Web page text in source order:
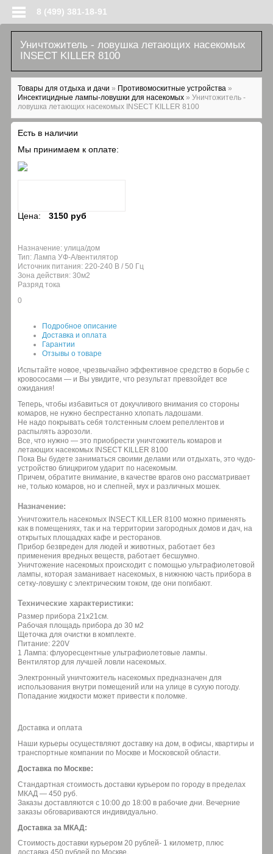
8 (499) 381-18-91
Уничтожитель - ловушка летающих насекомых
INSECT KILLER 8100
Вы здесь
Товары для отдыха и дачи » Противомоскитные устройства »
Инсектицидные лампы-ловушки для насекомых » Уничтожитель -
ловушка летающих насекомых INSECT KILLER 8100
Есть в наличии
Мы принимаем к оплате:
Цена: 3150 руб
Назначение: улица/дом
Тип: Лампа УФ-А/вентилятор
Источник питания: 220-240 В / 50 Гц
Зона действия: 30м2
Разряд тока
0
Подробное описание
Доставка и оплата
Гарантии
Отзывы о товаре
Испытайте новое, чрезвычайно эффективное средство в борьбе с
кровососами — и Вы увидите, что результат превзойдет все
ожидания!
Теперь, чтобы избавиться от докучливого внимания со стороны
комаров, не нужно беспрестанно хлопать ладошами.
Не надо покрывать себя толстенным слоем репеллентов и
распылять аэрозоли.
Все, что нужно — это приобрести уничтожитель комаров и
летающих насекомых INSECT KILLER 8100
Пока Вы будете заниматься своими делами или отдыхать, это чудо-
устройство блицкригом ударит по насекомым.
Причем, обратите внимание, в качестве врагов оно рассматривает
не, только комаров, но и слепней, мух и различных мошек.
Назначение:
Уничтожитель насекомых INSECT KILLER 8100 можно применять
как в помещениях, так и на территории загородных домов и дач, на
открытых площадках кафе и ресторанов.
Прибор безвреден для людей и животных, работает без
применения вредных веществ, работает бесшумно.
Уничтожение насекомых происходит с помощью ультрафиолетовой
лампы, которая заманивает насекомых, в нижнюю часть прибора в
сетку-ловушку с электрическим током, где они погибают.
Технические характеристики:
Размер прибора 21х21см.
Рабочая площадь прибора до 30 м2
Щеточка для очистки в комплекте.
Питание: 220V
1 Лампа: флуоресцентные ультрафиолетовые лампы.
Вентилятор для лучшей ловли насекомых.
Электронный уничтожитель насекомых предназначен для
использования внутри помещений или на улице в сухую погоду.
Попадание жидкости может привести к поломке.
Доставка и оплата
Наши курьеры осуществляют доставку на дом, в офисы, квартиры и
транспортные компании по Москве и Московской области.
Доставка по Москве:
Стандартная стоимость доставки курьером по городу в пределах
МКАД — 450 руб.
Заказы доставляются с 10:00 до 18:00 в рабочие дни. Вечерние
заказы обговариваются индивидуально.
Доставка за МКАД:
Стоимость доставки курьером 20 рублей- 1 километр, плюс